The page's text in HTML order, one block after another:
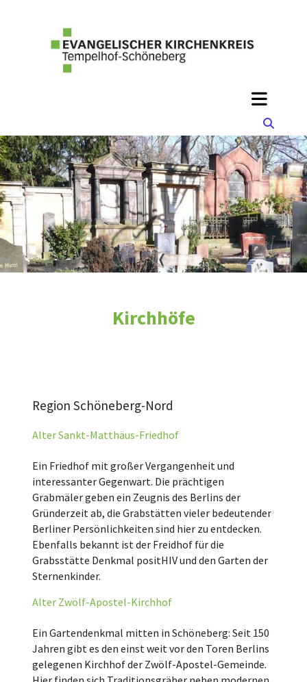
Kirchhöfe
Region Schöneberg-Nord
Alter Sankt-Matthäus-Friedhof
Ein Friedhof mit großer Vergangenheit und
interessanter Gegenwart. Die prächtigen
Grabmäler geben ein Zeugnis des Berlins der
Gründerzeit ab, die Grabstätten vieler bedeutender
Berliner Persönlichkeiten sind hier zu entdecken.
Ebenfalls bekannt ist der Freidhof für die
Grabsstätte Denkmal positHIV und den Garten der
Sternenkinder.
Alter Zwölf-Apostel-Kirchhof
Ein Gartendenkmal mitten in Schöneberg: Seit 150
Jahren gibt es den einst weit vor den Toren Berlins
gelegenen Kirchhof der Zwölf-Apostel-Gemeinde.